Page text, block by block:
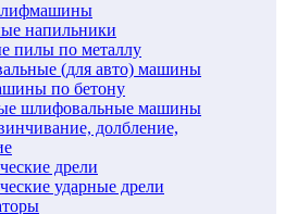
напильники
пилы по металлу
(для авто) машины
по бетону
шлифовальные машины
долбление,
дрели
ударные дрели